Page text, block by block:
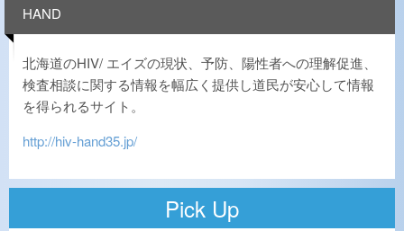
HAND
北海道のHIV/ エイズの現状、予防、陽性者への理解促進、
検査相談に関する情報を幅広く提供し道民が安心して情報
を得られるサイト。
http://hiv-hand35.jp/
Pick Up